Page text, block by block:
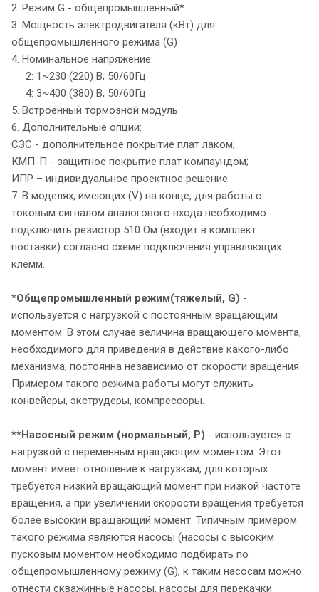
2. Режим G - общепромышленный*
3. Мощность электродвигателя (кВт) для
общепромышленного режима (G)
4. Номинальное напряжение:
2: 1~230 (220) В, 50/60Гц
4: 3~400 (380) В, 50/60Гц
5. Встроенный тормозной модуль
6. Дополнительные опции:
СЗС - дополнительное покрытие плат лаком;
КМП-П - защитное покрытие плат компаундом;
ИПР – индивидуальное проектное решение.
7. В моделях, имеющих (V) на конце, для работы с
токовым сигналом аналогового входа необходимо
подключить резистор 510 Ом (входит в комплект
поставки) согласно схеме подключения управляющих
клемм.
*Общепромышленный режим(тяжелый, G) -
используется с нагрузкой с постоянным вращающим
моментом. В этом случае величина вращающего момента,
необходимого для приведения в действие какого-либо
механизма, постоянна независимо от скорости вращения.
Примером такого режима работы могут служить
конвейеры, экструдеры, компрессоры.
**Насосный режим (нормальный, P) - используется с
нагрузкой с переменным вращающим моментом. Этот
момент имеет отношение к нагрузкам, для которых
требуется низкий вращающий момент при низкой частоте
вращения, а при увеличении скорости вращения требуется
более высокий вращающий момент. Типичным примером
такого режима являются насосы (насосы с высоким
пусковым моментом необходимо подбирать по
общепромышленному режиму (G), к таким насосам можно
отнести скважинные насосы, насосы для перекачки